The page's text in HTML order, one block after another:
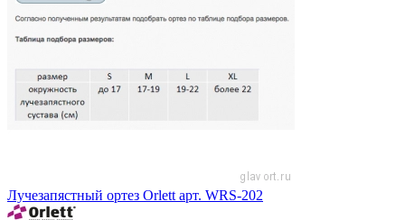
Лучезапястный ортез Orlett арт. WRS-202